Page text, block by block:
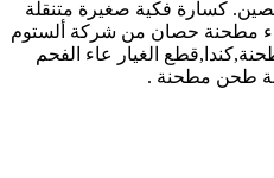
كسارة فكية صغيرة متنقلة
مطحنة حصان من شركة ألستوم
الغيار عاء الفحم
طحن مطحنة .